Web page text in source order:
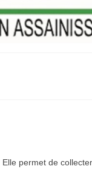
permet de